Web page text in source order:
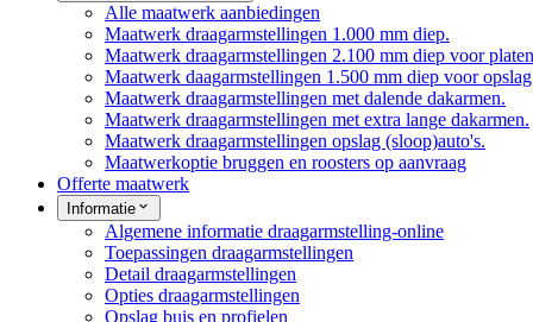
Alle maatwerk aanbiedingen
Maatwerk draagarmstellingen 1.000 mm diep.
Maatwerk draagarmstellingen 2.100 mm diep voor
Maatwerk daagarmstellingen 1.500 mm diep voor opslag
Maatwerk draagarmstellingen met dalende dakarmen.
Maatwerk draagarmstellingen met extra lange dakarmen.
Maatwerk draagarmstellingen opslag (sloop)auto's.
Maatwerkoptie bruggen en roosters op aanvraag
Offerte maatwerk
Informatie
Algemene informatie draagarmstelling-online
Toepassingen draagarmstellingen
Detail draagarmstellingen
Opties draagarmstellingen
Opslag buis en profielen